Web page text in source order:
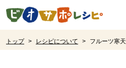
ページの先頭です。
トップ > レシピについて > フルーツ寒天